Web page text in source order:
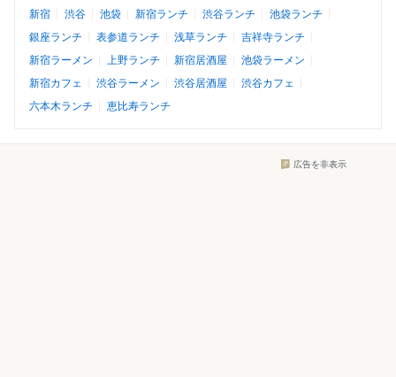
新宿 渋谷 池袋 新宿ランチ 渋谷ランチ
池袋ランチ
銀座ランチ
表参道ランチ 浅草ランチ
吉祥寺ランチ
新宿ラーメン
上野ランチ 新宿居酒屋
池袋ラーメン
新宿カフェ
渋谷ラーメン 渋谷居酒屋
渋谷カフェ
六本木ランチ
恵比寿ランチ
広告を非表示